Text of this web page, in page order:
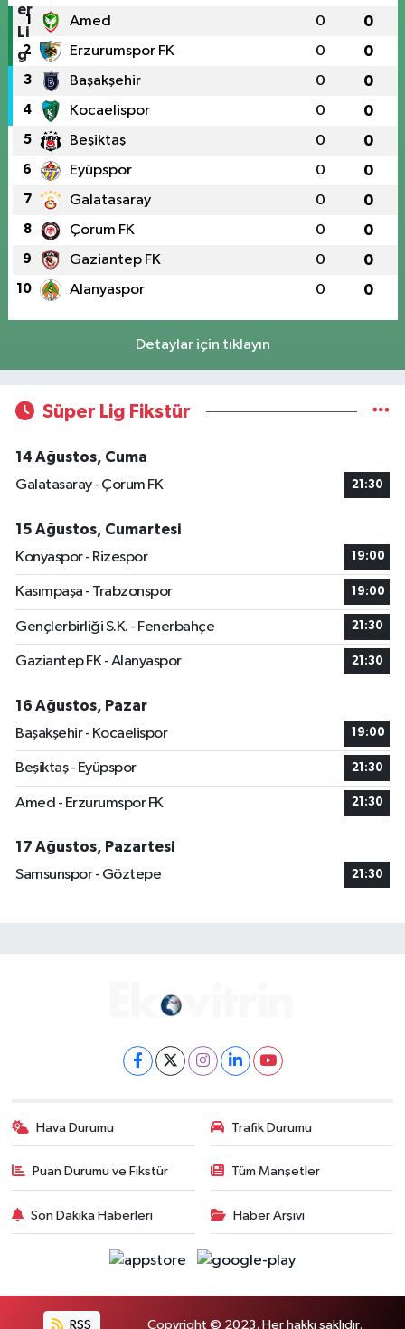
1 Amed 0 0
2 Erzurumspor FK 0 0
3 Başakşehir 0 0
4 Kocaelispor 0 0
5 Beşiktaş 0 0
6 Eyüpspor 0 0
7 Galatasaray 0 0
8 Çorum FK 0 0
9 Gaziantep FK 0 0
10 Alanyaspor 0 0
Detaylar için tıklayın
Süper Lig Fikstür
14 Ağustos, Cuma
Galatasaray - Çorum FK
21:30
15 Ağustos, Cumartesi
Konyaspor - Rizespor
19:00
Kasımpaşa - Trabzonspor 19:00
Gençlerbirliği S.K. - Fenerbahçe 21:30
Gaziantep FK - Alanyaspor 21:30
16 Ağustos, Pazar
Başakşehir - Kocaelispor
19:00
Beşiktaş - Eyüpspor 21:30
Amed - Erzurumspor FK 21:30
17 Ağustos, Pazartesi
Samsunspor - Göztepe
21:30
Hava Durumu Trafik Durumu
Puan Durumu ve Fikstür Tüm Manşetler
Son Dakika Haberleri Haber Arşivi
RSS Copyright © 2023. Her hakkı saklıdır.